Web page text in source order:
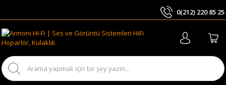
0(212) 220 85 25